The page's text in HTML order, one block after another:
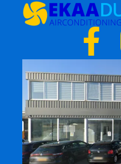
F
a
c
e
b